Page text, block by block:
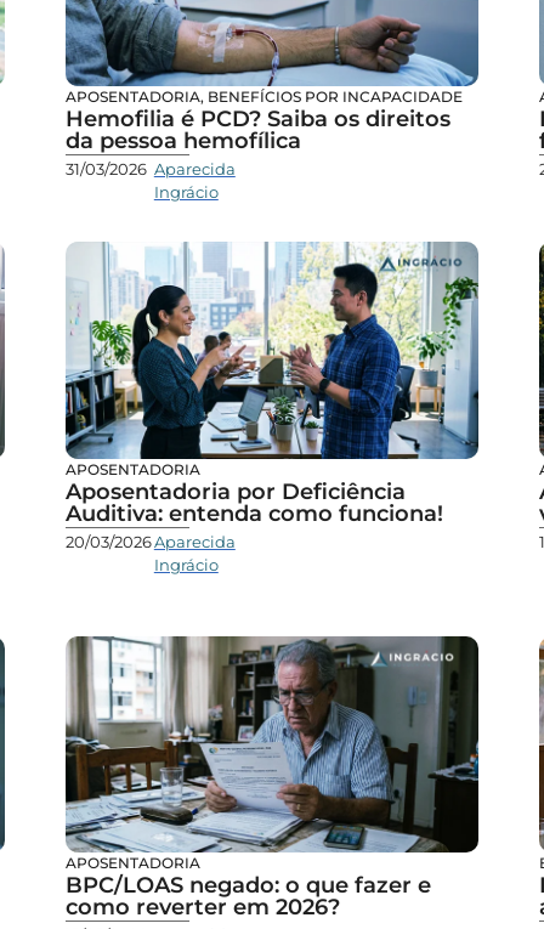
APOSENTADORIA, BENEFÍCIOS POR INCAPACIDADE
Hemofilia é PCD? Saiba os direitos
da pessoa hemofílica
31/03/2026 Aparecida
Ingrácio
APOSENTADORIA
Aposentadoria por Deficiência
Auditiva: entenda como funciona!
20/03/2026Aparecida
Ingrácio
APOSENTADORIA
BPC/LOAS negado: o que fazer e
como reverter em 2026?